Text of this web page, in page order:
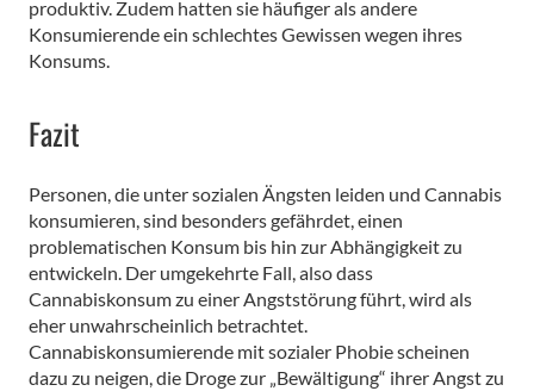
produktiv. Zudem hatten sie häufiger als andere
Konsumierende ein schlechtes Gewissen wegen ihres
Konsums.
Fazit
Personen, die unter sozialen Ängsten leiden und Cannabis
konsumieren, sind besonders gefährdet, einen
problematischen Konsum bis hin zur Abhängigkeit zu
entwickeln. Der umgekehrte Fall, also dass
Cannabiskonsum zu einer Angststörung führt, wird als
eher unwahrscheinlich betrachtet.
Cannabiskonsumierende mit sozialer Phobie scheinen
dazu zu neigen, die Droge zur „Bewältigung“ ihrer Angst zu